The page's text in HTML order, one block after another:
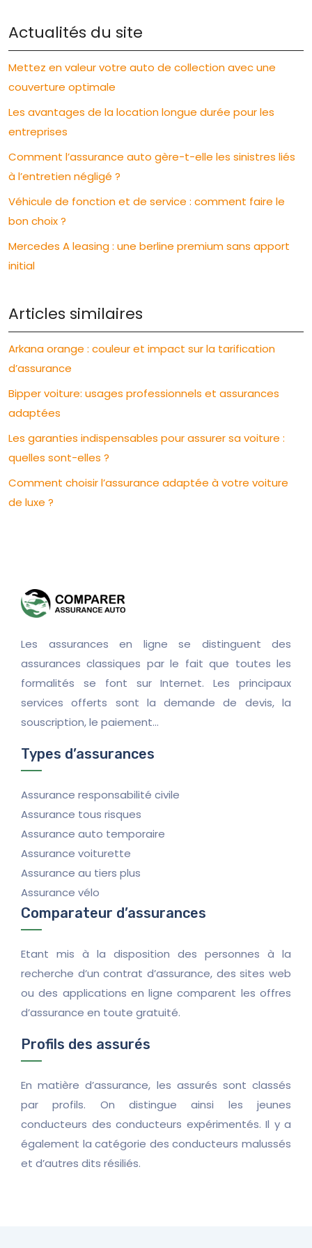
Actualités du site
Mettez en valeur votre auto de collection avec une
couverture optimale
Les avantages de la location longue durée pour les
entreprises
Comment l’assurance auto gère-t-elle les sinistres liés
à l’entretien négligé ?
Véhicule de fonction et de service : comment faire le
bon choix ?
Mercedes A leasing : une berline premium sans apport
initial
Articles similaires
Arkana orange : couleur et impact sur la tarification
d’assurance
Bipper voiture: usages professionnels et assurances
adaptées
Les garanties indispensables pour assurer sa voiture :
quelles sont-elles ?
Comment choisir l’assurance adaptée à votre voiture
de luxe ?
Les assurances en ligne se distinguent des
assurances classiques par le fait que toutes les
formalités se font sur Internet. Les principaux
services offerts sont la demande de devis, la
souscription, le paiement…
Types d’assurances
Assurance responsabilité civile
Assurance tous risques
Assurance auto temporaire
Assurance voiturette
Assurance au tiers plus
Assurance vélo
Comparateur d’assurances
Etant mis à la disposition des personnes à la
recherche d’un contrat d’assurance, des sites web
ou des applications en ligne comparent les offres
d’assurance en toute gratuité.
Profils des assurés
En matière d’assurance, les assurés sont classés
par profils. On distingue ainsi les jeunes
conducteurs des conducteurs expérimentés. Il y a
également la catégorie des conducteurs malussés
et d’autres dits résiliés.